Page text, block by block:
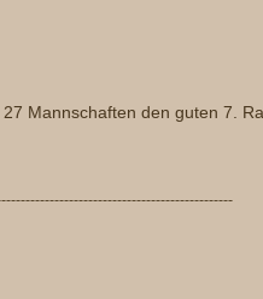
Mannschaften den guten 7.